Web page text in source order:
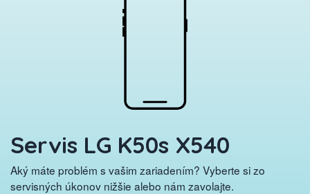
Servis LG K50s X540
Aký máte problém s vašim zariadením? Vyberte si zo
servisných úkonov nižšie alebo nám zavolajte.